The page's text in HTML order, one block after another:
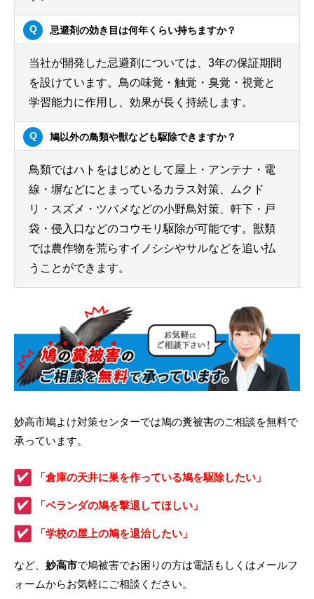
忌避剤の効き目は何年くらい持ちますか？
当社が開発した忌避剤については、3年の保証期間
を設けています。鳥の味覚・触覚・臭覚・視覚と
学習能力に作用し、効果が長く持続します。
鳩以外の鳥類や獣なども駆除できますか？
鳥類ではハトをはじめとして屋上・アンテナ・電
線・塀などにとまっているカラス対策、ムクド
リ・スズメ・ツバメなどの小野鳥対策、軒下・戸
袋・侵入口などのコウモリ駆除が可能です。獣類
では農作物を荒らすイノシシやサルなどを追い払
うことができます。
妙高市鳩よけ対策センターでは鳩の糞被害のご相談を無料で
承っています。
「倉庫の天井に巣を作っている鳩を駆除したい」
「ベランダの鳩を撃退してほしい」
「学校の屋上の鳩を退治したい」
など、 妙高市で鳩被害でお困りの方は電話もしくはメールフ
ォームからお気軽にご相談ください。